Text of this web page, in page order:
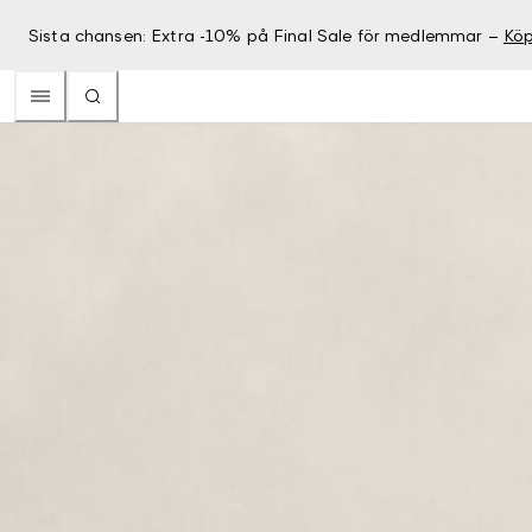
Sista chansen: Extra -10% på Final Sale för medlemmar –